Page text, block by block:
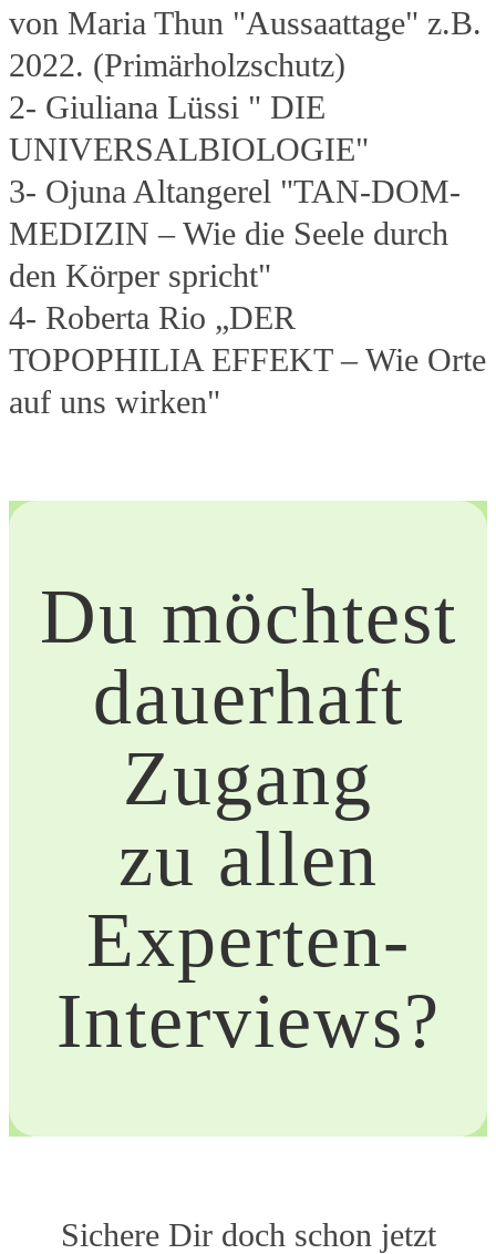
von Maria Thun "Aussaattage" z.B.
2022. (Primärholzschutz)
2- Giuliana Lüssi " DIE
UNIVERSALBIOLOGIE"
3- Ojuna Altangerel "TAN-DOM-
MEDIZIN – Wie die Seele durch
den Körper spricht"
4- Roberta Rio „DER
TOPOPHILIA EFFEKT – Wie Orte
auf uns wirken"
Du möchtest
dauerhaft
Zugang
zu allen
Experten-
Interviews?
Sichere Dir doch schon jetzt